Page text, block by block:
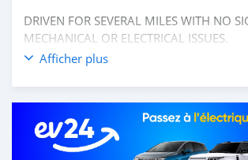
DRIVEN FOR SEVERAL MILES WITH NO
MECHANICAL OR ELECTRICAL ISSUES.
Affordable price $45,000 USD
Contact me on my telegram handle:
INSTANT SKYPE chat :
Afficher plus